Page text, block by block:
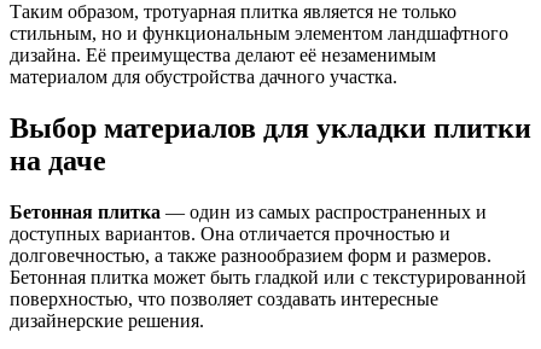
Таким образом, тротуарная плитка является не только
стильным, но и функциональным элементом ландшафтного
дизайна. Её преимущества делают её незаменимым
материалом для обустройства дачного участка.
Выбор материалов для укладки плитки
на даче
Бетонная плитка — один из самых распространенных и
доступных вариантов. Она отличается прочностью и
долговечностью, а также разнообразием форм и размеров.
Бетонная плитка может быть гладкой или с текстурированной
поверхностью, что позволяет создавать интересные
дизайнерские решения.